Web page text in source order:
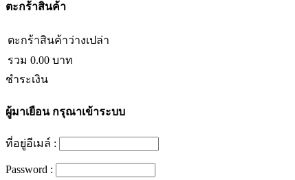
ตะกร้าสินค้า
ตะกร้าสินค้าว่างเปล่า
รวม 0.00 บาท
ชำระเงิน
ผู้มาเยือนกรุณาเข้าระบบ
ที่อยู่อีเมล์ :
Password :